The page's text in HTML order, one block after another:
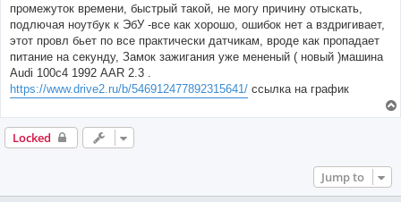
промежуток времени, быстрый такой, не могу причину отыскать,
подлючая ноутбук к ЭбУ -все как хорошо, ошибок нет а вздригивает,
этот провл бьет по все практически датчикам, вроде как пропадает
питание на секунду, Замок зажигания уже мененый ( новый )машина
Audi 100с4 1992 AAR 2.3 .
https://www.drive2.ru/b/546912477892315641/ ссылка на график
Locked
Jump to